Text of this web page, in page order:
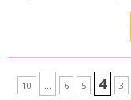
3
4
5
6
...
10